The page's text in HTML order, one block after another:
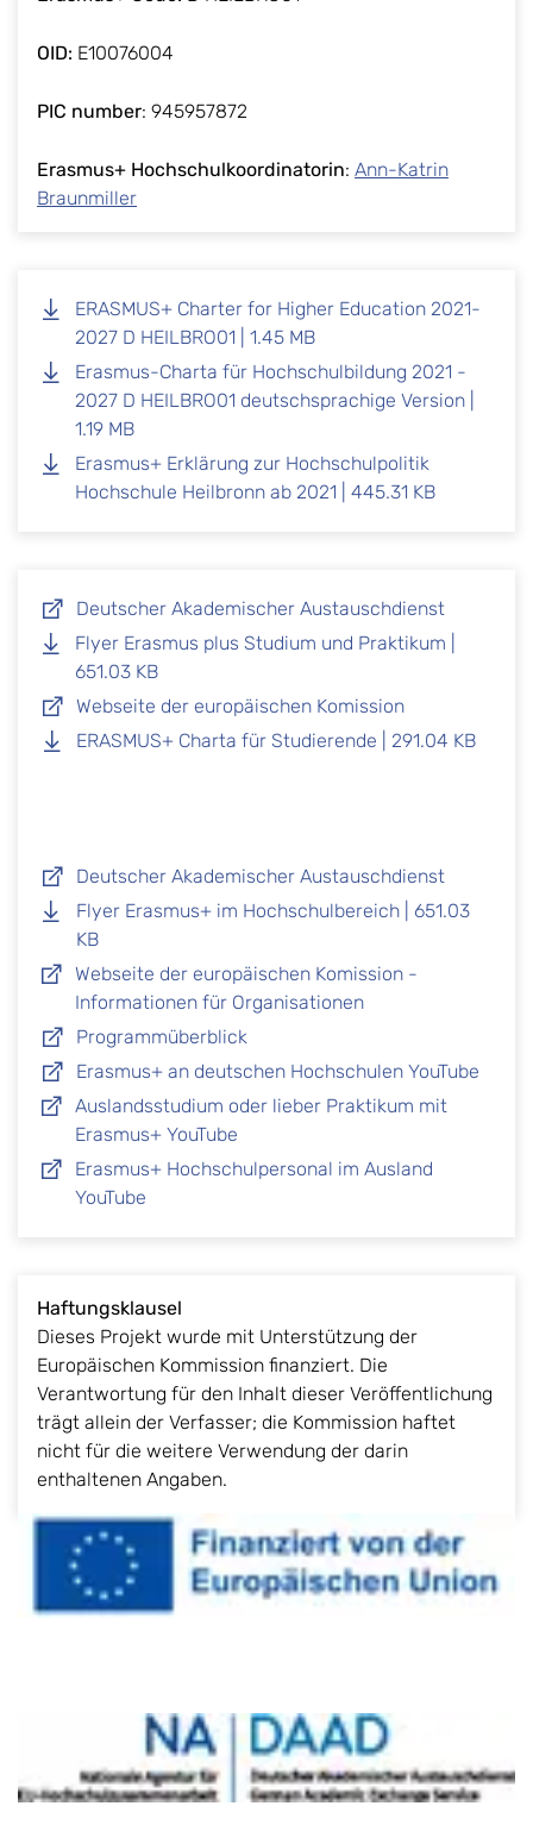
OID: E10076004
PIC number: 945957872
Erasmus+ Hochschulkoordinatorin: Ann-Katrin
Braunmiller
ERASMUS+ Charter for Higher Education 2021-
2027 D HEILBRO01 | 1.45 MB
Erasmus-Charta für Hochschulbildung 2021 -
2027 D HEILBRO01 deutschsprachige Version |
1.19 MB
Erasmus+ Erklärung zur Hochschulpolitik
Hochschule Heilbronn ab 2021 | 445.31 KB
Deutscher Akademischer Austauschdienst
Flyer Erasmus plus Studium und Praktikum |
651.03 KB
Webseite der europäischen Komission
ERASMUS+ Charta für Studierende | 291.04 KB
Deutscher Akademischer Austauschdienst
Flyer Erasmus+ im Hochschulbereich | 651.03
KB
Webseite der europäischen Komission -
Informationen für Organisationen
Programmüberblick
Erasmus+ an deutschen Hochschulen YouTube
Auslandsstudium oder lieber Praktikum mit
Erasmus+ YouTube
Erasmus+ Hochschulpersonal im Ausland
YouTube
Haftungsklausel
Dieses Projekt wurde mit Unterstützung der
Europäischen Kommission finanziert. Die
Verantwortung für den Inhalt dieser Veröffentlichung
trägt allein der Verfasser; die Kommission haftet
nicht für die weitere Verwendung der darin
enthaltenen Angaben.